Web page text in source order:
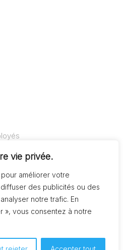
vie privée.
améliorer votre
des publicités ou des
notre trafic. En
», vous consentez à notre
2024. Designed and